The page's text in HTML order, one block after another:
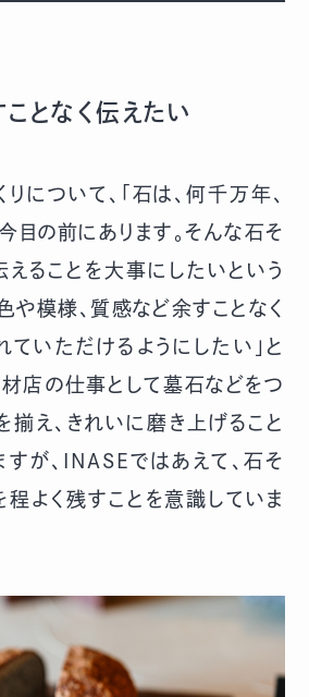
となく伝えたい
について、「石は、何千万年、
目の前にあります。そんな石そ
ることを大事にしたいという
や模様、質感など余すことなく
いただけるようにしたい」と
店の仕事として墓石などをつ
揃え、きれいに磨き上げること
が、INASEではあえて、石そ
よく残すことを意識していま